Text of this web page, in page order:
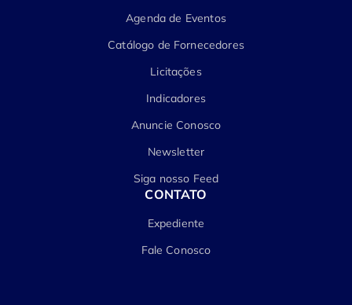
Agenda de Eventos
Catálogo de Fornecedores
Licitações
Indicadores
Anuncie Conosco
Newsletter
Siga nosso Feed
CONTATO
Expediente
Fale Conosco